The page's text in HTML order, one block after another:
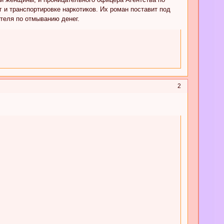
транспортировке наркотиков. Их роман поставит под
по отмыванию денег.
2